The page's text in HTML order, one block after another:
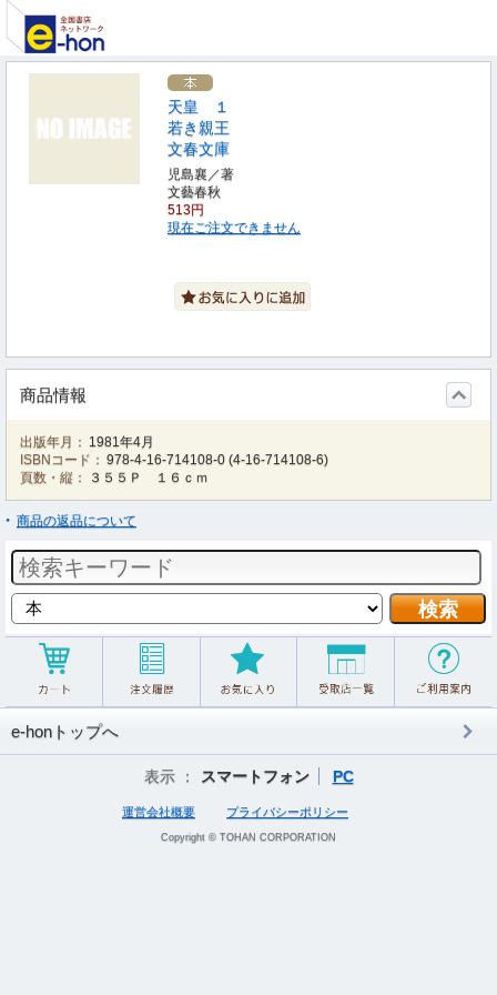
天皇 １
若き親王
文春文庫
児島襄／著
文藝春秋
513円
現在ご注文できません
商品情報
出版年月： 1981年4月
ISBNコード： 978-4-16-714108-0 (4-16-714108-6)
頁数・縦：
３５５Ｐ １６ｃｍ
商品の返品について
e-honトップへ
表示 ： スマートフォン PC
運営会社概要 プライバシーポリシー
Copyright © TOHAN CORPORATION